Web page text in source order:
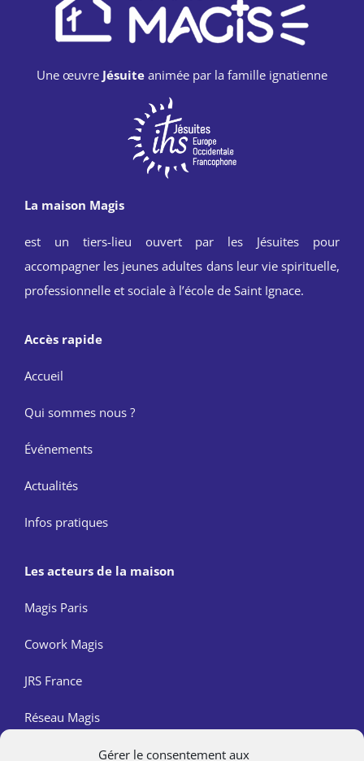
Gérer le consentement aux
Une œuvre Jésuite animée par la famille ignatienne
La maison Magis
est un tiers-lieu ouvert par les Jésuites pour
accompagner les jeunes adultes dans leur vie spirituelle,
professionnelle et sociale à l’école de Saint Ignace.
Accès rapide
Accueil
Qui sommes nous ?
Événements
Actualités
Infos pratiques
Les acteurs de la maison
Magis Paris
Cowork Magis
JRS France
Réseau Magis